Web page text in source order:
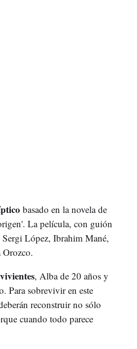
basado en la novela de
La película, con guión
López, Ibrahim Mané,
, Alba de 20 años y
Para sobrevivir en este
reconstruir no sólo
cuando todo parece